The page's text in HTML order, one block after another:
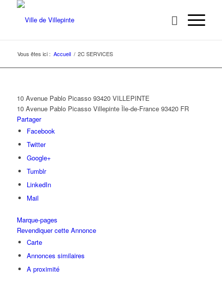
Vous êtes ici : Accueil / 2C SERVICES
10 Avenue Pablo Picasso 93420 VILLEPINTE
10 Avenue Pablo Picasso Villepinte Île-de-France 93420 FR
Partager
Facebook
Twitter
Google+
Tumblr
LinkedIn
Mail
Marque-pages
Revendiquer cette Annonce
Carte
Annonces similaires
A proximité